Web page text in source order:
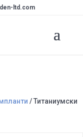
ltd.com
/ Титаниумски